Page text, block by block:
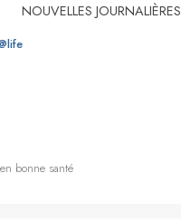
NOUVELLES JOURNALIÈRES
bonne santé